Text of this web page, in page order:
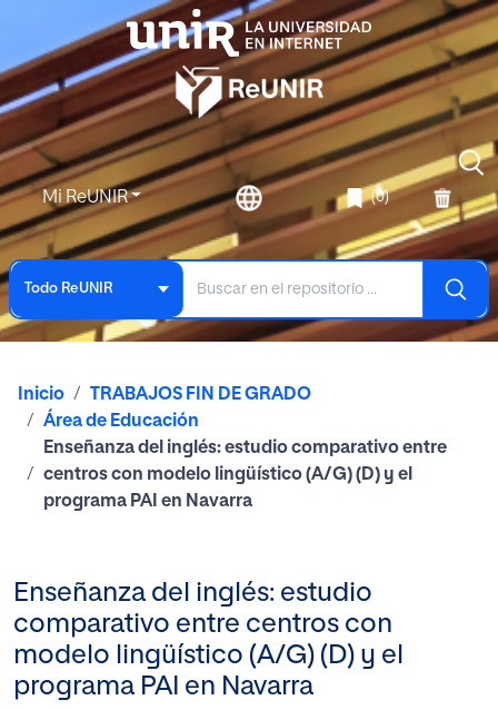
Mi ReUNIR (0)
Todo ReUNIR
Inicio
TRABAJOS FIN DE GRADO
Área de Educación
Enseñanza del inglés: estudio comparativo entre
centros con modelo lingüístico (A/G) (D) y el
programa PAI en Navarra
Enseñanza del inglés: estudio
comparativo entre centros con
modelo lingüístico (A/G) (D) y el
programa PAI en Navarra